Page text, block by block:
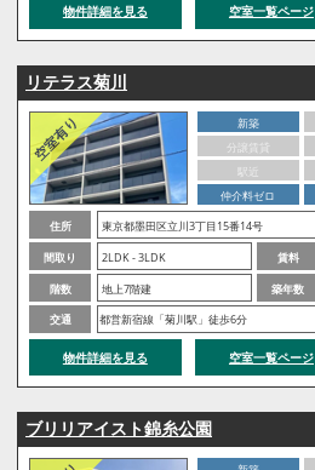
物件詳細を見る 空室一覧ページ
リテラス菊川
新築
分譲賃貸
駅近
仲介料ゼロ
住所
東京都墨田区立川3丁目15番14号
間取り
2LDK - 3LDK 賃料
階数
地上7階建 築年数
交通
都営新宿線「菊川駅」徒歩6分
物件詳細を見る 空室一覧ページ
ブリリアイスト錦糸公園